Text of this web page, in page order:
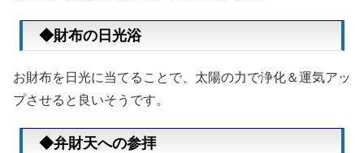
◆財布の日光浴
お財布を日光に当てることで、太陽の力で浄化＆運気アッ
プさせると良いそうです。
◆弁財天への参拝